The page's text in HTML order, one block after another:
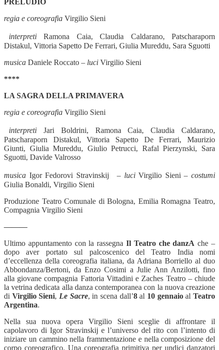
regia e coreografia Virgilio Sieni
interpretiRamona Caia, Claudia Caldarano, Patscharaporn
Distakul, Vittoria Sapetto De Ferrari, Giulia Mureddu, Sara Sguotti
musica Daniele Roccato – luci Virgilio Sieni
****
LA SAGRA DELLA PRIMAVERA
regia e coreografia Virgilio Sieni
interpreti Jari Boldrini, Ramona Caia, Claudia Caldarano,
Patscharaporn Distakul, Vittoria Sapetto De Ferrari, Maurizio
Giunti, Giulia Mureddu, Giulio Petrucci, Rafal Pierzynski, Sara
Sguotti, Davide Valrosso
musica Igor Fedorovi Stravinskij – luciVirgilio Sieni –costumi
Giulia Bonaldi, Virgilio Sieni
Produzione Teatro Comunale di Bologna, Emilia Romagna Teatro,
Compagnia Virgilio Sieni
———
Ultimo appuntamento con la rassegna Il Teatro che danzA che –
dopo aver portato sul palcoscenico del Teatro India nomi
d’eccellenza della coreografia italiana, da Adriana Borriello al duo
Abbondanza/Bertoni, da Enzo Cosimi a Julie Ann Anzilotti, fino
alla giovane compagnia Fattoria Vittadini e Zaches Teatro – chiude
la vetrina dedicata alla danza contemporanea con la nuova creazione
di Virgilio Sieni, Le Sacre, in scena dall’8al 10 gennaioalTeatro
Argentina.
Nella sua nuova opera Virgilio Sieni sceglie di affrontare il
capolavoro di Igor Stravinskij e l’universo del rito con l’intento di
iniziare un cammino nella frammentazione e nella composizione del
corpo coreografico. Una coreografia primitiva per undici danzatori